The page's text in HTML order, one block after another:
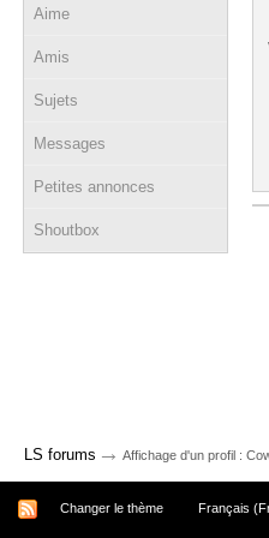
Aime
Amis
Sujets
Messages
Petites annonces
Shoutbox
LS forums → Affichage d'un profil :
Changer le thème Français